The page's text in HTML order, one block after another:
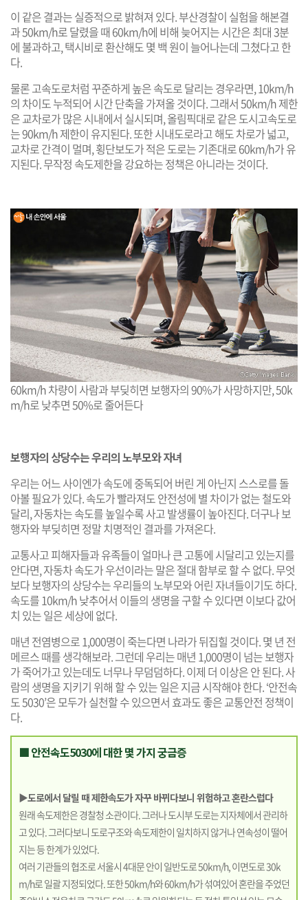
이 같은 결과는 실증적으로 밝혀져 있다. 부산경찰이 실험을 해본결
과 50km/h로 달렸을 때 60km/h에 비해 늦어지는 시간은 최대 3분
에 불과하고, 택시비로 환산해도 몇 백 원이 늘어나는데 그쳤다고 한
다.
물론 고속도로처럼 꾸준하게 높은 속도로 달리는 경우라면, 10km/h
의 차이도 누적되어 시간 단축을 가져올 것이다. 그래서 50km/h 제한
은 교차로가 많은 시내에서 실시되며, 올림픽대로 같은 도시고속도로
는 90km/h 제한이 유지된다. 또한 시내도로라고 해도 차로가 넓고,
교차로 간격이 멀며, 횡단보도가 적은 도로는 기존대로 60km/h가 유
지된다. 무작정 속도제한을 강요하는 정책은 아니라는 것이다.
60km/h 차량이 사람과 부딪히면 보행자의 90%가 사망하지만, 50k
m/h로 낮추면 50%로 줄어든다
보행자의 상당수는 우리의 노부모와 자녀
우리는 어느 사이엔가 속도에 중독되어 버린 게 아닌지 스스로를 돌
아볼 필요가 있다. 속도가 빨라져도 안전성에 별 차이가 없는 철도와
달리, 자동차는 속도를 높일수록 사고 발생률이 높아진다. 더구나 보
행자와 부딪히면 정말 치명적인 결과를 가져온다.
교통사고 피해자들과 유족들이 얼마나 큰 고통에 시달리고 있는지를
안다면, 자동차 속도가 우선이라는 말은 절대 함부로 할 수 없다. 무엇
보다 보행자의 상당수는 우리들의 노부모와 어린 자녀들이기도 하다.
속도를 10km/h 낮추어서 이들의 생명을 구할 수 있다면 이보다 값어
치 있는 일은 세상에 없다.
매년 전염병으로 1,000명이 죽는다면 나라가 뒤집힐 것이다. 몇 년 전
메르스 때를 생각해보라. 그런데 우리는 매년 1,000명이 넘는 보행자
가 죽어가고 있는데도 너무나 무덤덤하다. 이제 더 이상은 안 된다. 사
람의 생명을 지키기 위해 할 수 있는 일은 지금 시작해야 한다. ‘안전속
도 5030’은 모두가 실천할 수 있으면서 효과도 좋은 교통안전 정책이
다.
■ 안전속도5030에 대한 몇 가지 궁금증
▶도로에서 달릴 때 제한속도가 자꾸 바뀌다보니 위험하고 혼란스럽다
원래 속도제한은 경찰청 소관이다. 그러나 도시부 도로는 지자체에서 관리하
고 있다. 그러다보니 도로구조와 속도제한이 일치하지 않거나 연속성이 떨어
지는 등 한계가 있었다.
여러 기관들의 협조로 서울시 4대문 안이 일반도로 50km/h, 이면도로 30k
m/h로 일괄 지정되었다. 또한 50km/h와 60km/h가 섞여있어 혼란을 주었던